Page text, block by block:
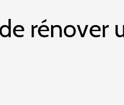
rénover